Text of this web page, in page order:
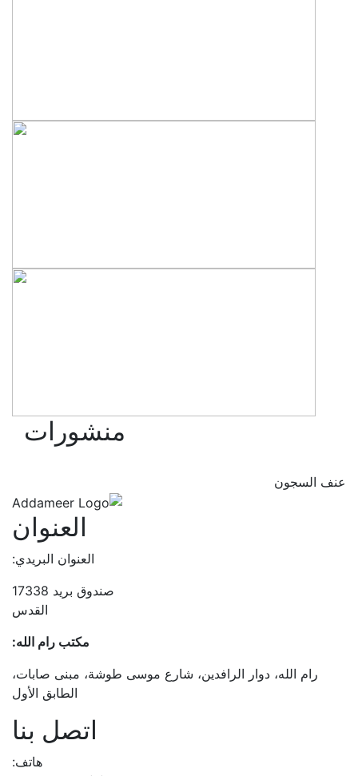
منشورات
عنف السجون
العنوان
العنوان البريدي:
صندوق بريد 17338
القدس
مكتب رام الله:
رام الله، دوار الرافدين، شارع موسى طوشة، مبنى صابات،
الطابق الأول
اتصل بنا
هاتف: